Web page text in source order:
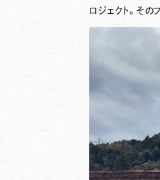
ロジェクト。その